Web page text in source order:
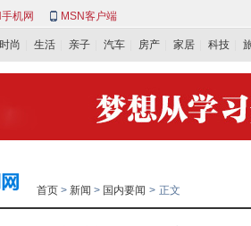
机网 MSN客户端
时尚 生活 亲子 汽车 房产 家居 科技
首页 > 新闻 > 国内要闻 > 正文